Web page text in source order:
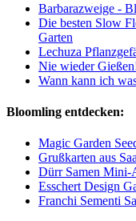
Barbarazweige -
Die besten Slow
Garten
Lechuza
Nie wieder
Wann kann ich
Bloomling entdecken:
Magic Garden
Grußkarten aus
Dürr Samen
Esschert Design
Franchi Sementi